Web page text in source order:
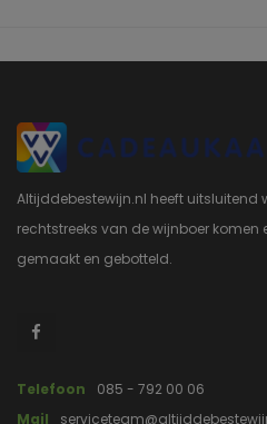
Altijddebestewijn.nl heeft uitsluitend
rechtstreeks van de wijnboer komen
gemaakt en gebotteld.
Telefoon
085 - 792 00 06
Mail